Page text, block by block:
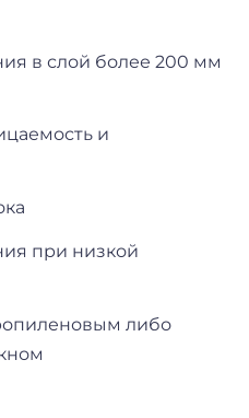
в слой более 200 мм
и
при низкой
либо